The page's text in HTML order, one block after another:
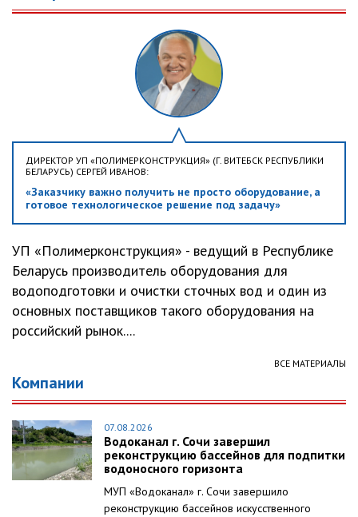
ДИРЕКТОР УП «ПОЛИМЕРКОНСТРУКЦИЯ» (Г. ВИТЕБСК РЕСПУБЛИКИ
БЕЛАРУСЬ) СЕРГЕЙ ИВАНОВ:
«Заказчику важно получить не просто оборудование, а
готовое технологическое решение под задачу»
УП «Полимерконструкция» - ведущий в Республике
Беларусь производитель оборудования для
водоподготовки и очистки сточных вод и один из
основных поставщиков такого оборудования на
российский рынок....
ВСЕ МАТЕРИАЛЫ
Компании
07.08.2026
Водоканал г. Сочи завершил
реконструкцию бассейнов для подпитки
водоносного горизонта
МУП «Водоканал» г. Сочи завершило
реконструкцию бассейнов искусственного